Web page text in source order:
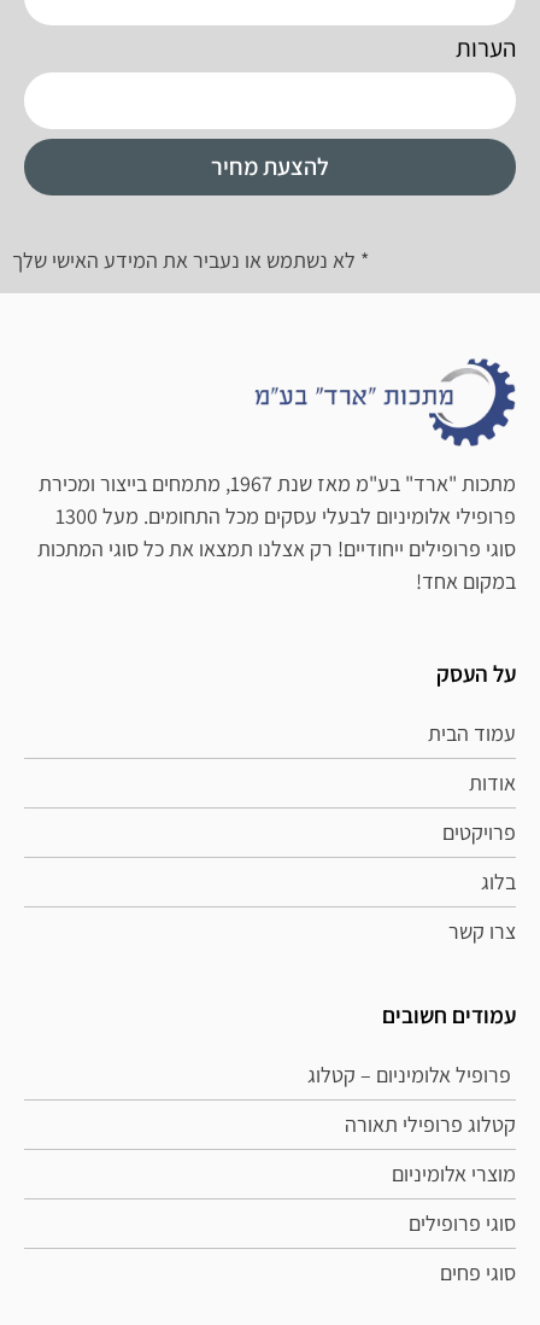
הערות
להצעת מחיר
* לא נשתמש או נעביר את המידע האישי שלך
מתכות "ארד" בע"מ מאז שנת 1967, מתמחים בייצור ומכירת
פרופילי אלומיניום לבעלי עסקים מכל התחומים. מעל 1300
סוגי פרופילים ייחודיים! רק אצלנו תמצאו את כל סוגי המתכות
במקום אחד!
על העסק
עמוד הבית
אודות
פרויקטים
בלוג
צרו קשר
עמודים חשובים
פרופיל אלומיניום – קטלוג
קטלוג פרופילי תאורה
מוצרי אלומיניום
סוגי פרופילים
סוגי פחים